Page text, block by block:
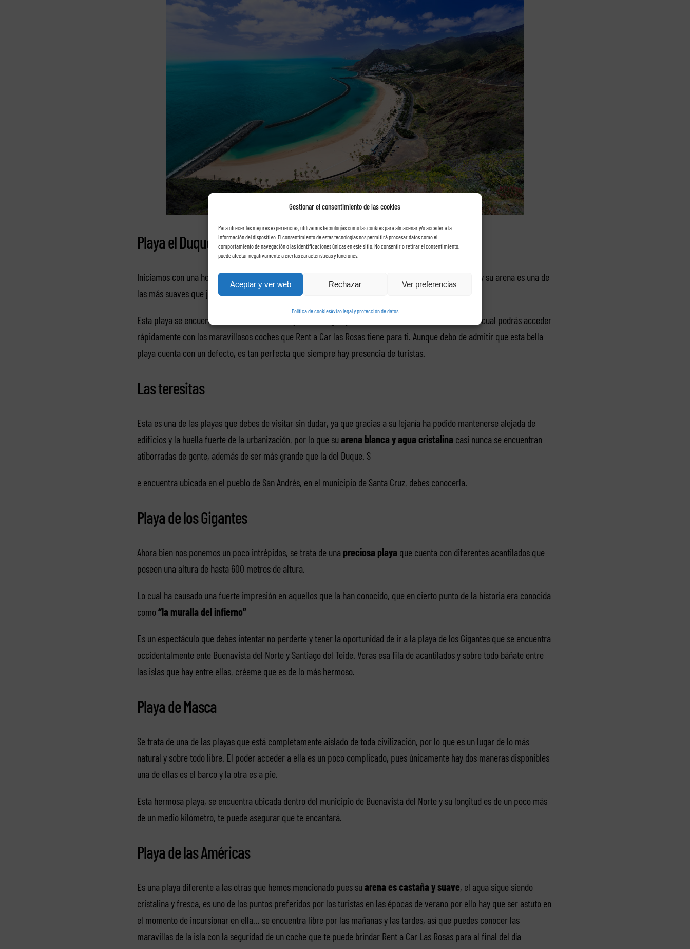
Gestionar el consentimiento de las cookies
Para ofrecer las mejores experiencias, utilizamos tecnologías como las cookies para almacenar y/o acceder a la
información del dispositivo. El consentimiento de estas tecnologías nos permitirá procesar datos como el
comportamiento de navegación o las identificaciones únicas en este sitio. No consentir o retirar el consentimiento,
puede afectar negativamente a ciertas características y funciones.
Aceptar y ver web Rechazar Ver preferencias
Política de cookiesAviso legal y protección de datos
Playa el Duque.
Iniciamos con una hermosa playa con aguas azules y cristalinas, cuenta con unos cuantos arrecifes, y su arena es una de
las más suaves que jamás podrás tocar.
Esta playa se encuentra ubicada en el
, a la cual podrás acceder
rápidamente con los maravillosos coches que Rent a Car las Rosas tiene para ti. Aunque debo de admitir que esta bella
playa cuenta con un defecto, es tan perfecta que siempre hay presencia de turistas.
Las teresitas
Esta es una de las playas que debes de visitar sin dudar, ya que gracias a su lejanía ha podido mantenerse alejada de
edificios y la huella fuerte de la urbanización, por lo que su arena blanca y agua cristalina casi nunca se encuentran
atiborradas de gente, además de ser más grande que la del Duque. S
e encuentra ubicada en el pueblo de San Andrés, en el municipio de Santa Cruz, debes conocerla.
Playa de los Gigantes
Ahora bien nos ponemos un poco intrépidos, se trata de una preciosa playa que cuenta con diferentes acantilados que
poseen una altura de hasta 600 metros de altura.
Lo cual ha causado una fuerte impresión en aquellos que la han conocido, que en cierto punto de la historia era conocida
como “la muralla del infierno”
Es un espectáculo que debes intentar no perderte y tener la oportunidad de ir a la playa de los Gigantes que se encuentra
occidentalmente ente Buenavista del Norte y Santiago del Teide. Veras esa fila de acantilados y sobre todo báñate entre
las islas que hay entre ellas, créeme que es de lo más hermoso.
Playa de Masca
Se trata de una de las playas que está completamente aislado de toda civilización, por lo que es un lugar de lo más
natural y sobre todo libre. El poder acceder a ella es un poco complicado, pues únicamente hay dos maneras disponibles
una de ellas es el barco y la otra es a pie.
Esta hermosa playa, se encuentra ubicada dentro del municipio de Buenavista del Norte y su longitud es de un poco más
de un medio kilómetro, te puede asegurar que te encantará.
Playa de las Américas
Es una playa diferente a las otras que hemos mencionado pues su arena es castaña y suave, el agua sigue siendo
cristalina y fresca, es uno de los puntos preferidos por los turistas en las épocas de verano por ello hay que ser astuto en
el momento de incursionar en ella… se encuentra libre por las mañanas y las tardes, así que puedes conocer las
maravillas de la isla con la seguridad de un coche que te puede brindar Rent a Car Las Rosas para al final del día